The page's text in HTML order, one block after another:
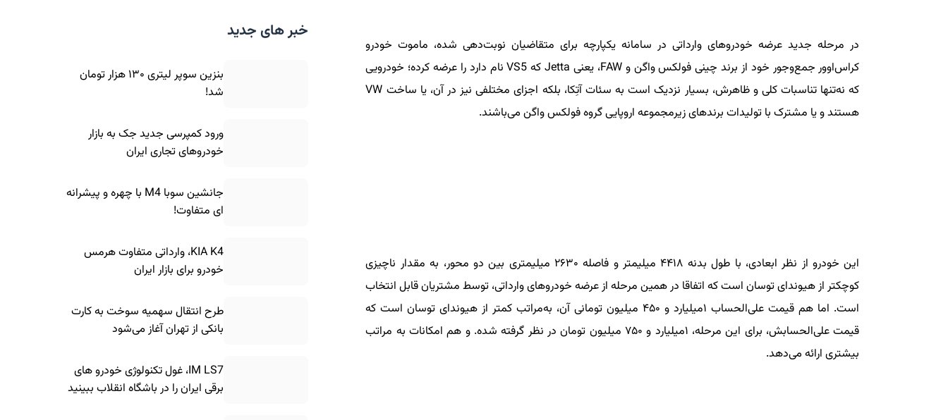
در مرحله جدید عرضه خودروهای وارداتی در سامانه یکپارچه برای متقاضیان نوبت‌دهی شده، ماموت خودرو
کراس‌اوور جمع‌وجور خود از برند چینی فولکس واگن و FAW، یعنی Jetta که VS5 نام دارد را عرضه کرده؛ خودرویی
که نه‌تنها تناسبات کلی و ظاهرش، بسیار نزدیک است به سئات آتِکا، بلکه اجزای مختلفی نیز در آن، یا ساخت VW
هستند و یا مشترک با تولیدات برندهای زیرمجموعه اروپایی گروه فولکس واگن می‌باشند.
این خودرو از نظر ابعادی، با طول بدنه ۴۴۱۸ میلیمتر و فاصله ۲۶۳۰ میلیمتری بین دو محور، به مقدار ناچیزی
کوچکتر از هیوندای توسان است که اتفاقا در همین مرحله از عرضه خودروهای وارداتی، توسط مشتریان قابل انتخاب
است. اما هم قیمت علی‌الحساب ۱میلیارد و ۴۵۰ میلیون تومانی آن، به‌مراتب کمتر از هیوندای توسان است که
قیمت علی‌الحسابش، برای این مرحله، ۱میلیارد و ۷۵۰ میلیون تومان در نظر گرفته شده. و هم امکانات به مراتب
بیشتری ارائه می‌دهد.
خبر های جدید
بنزین سوپر لیتری ۱۳۰ هزار تومان
شد!
ورود کمپرسی جدید جک به بازار
خودروهای تجاری ایران
جانشین سوبا M4 با چهره و پیشرانه
ای متفاوت!
KIA K4، وارداتی متفاوت هرمس
خودرو برای بازار ایران
طرح انتقال سهمیه سوخت به کارت
بانکی از تهران آغاز می‌شود
IM LS7، غول تکنولوژی خودرو های
برقی ایران را در باشگاه انقلاب ببینید